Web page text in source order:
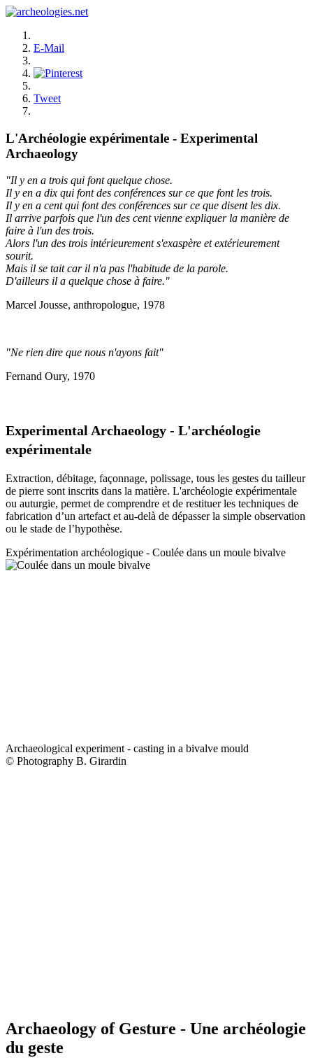
E-Mail
Tweet
L'Archéologie expérimentale - Experimental
Archaeology
"Il y en a trois qui font quelque chose.
Il y en a dix qui font des conférences sur ce que font les trois.
Il y en a cent qui font des conférences sur ce que disent les dix.
Il arrive parfois que l'un des cent vienne expliquer la manière de
faire à l'un des trois.
Alors l'un des trois intérieurement s'exaspère et extérieurement
sourit.
Mais il se tait car il n'a pas l'habitude de la parole.
D'ailleurs il a quelque chose à faire."
Marcel Jousse, anthropologue, 1978
"Ne rien dire que nous n'ayons fait"
Fernand Oury, 1970
Experimental Archaeology - L'archéologie
expérimentale
Extraction, débitage, façonnage, polissage, tous les gestes du tailleur
de pierre sont inscrits dans la matière. L'archéologie expérimentale
ou auturgie, permet de comprendre et de restituer les techniques de
fabrication d’un artefact et au-delà de dépasser la simple observation
ou le stade de l’hypothèse.
Expérimentation archéologique - Coulée dans un moule bivalve
Archaeological experiment - casting in a bivalve mould
© Photography B. Girardin
Archaeology of Gesture - Une archéologie
du geste